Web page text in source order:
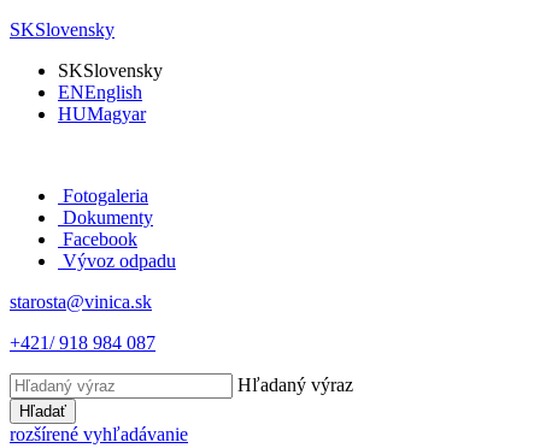
SKSlovensky
SKSlovensky
ENEnglish
HUMagyar
Fotogaleria
Dokumenty
Facebook
Vývoz odpadu
starosta@vinica.sk
+421/ 918 984 087
Hľadaný výraz
Hľadať
rozšírené vyhľadávanie